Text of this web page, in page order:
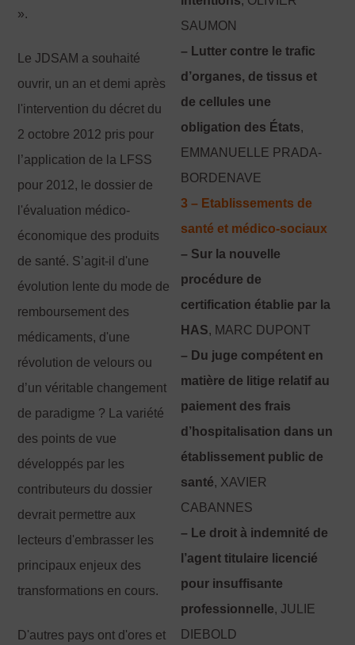
».
Le JDSAM a souhaité
ouvrir, un an et demi après
l'intervention du décret du
2 octobre 2012 pris pour
l’application de la LFSS
pour 2012, le dossier de
l'évaluation médico-
économique des produits
de santé. S’agit-il d'une
évolution lente du mode de
remboursement des
médicaments, d'une
révolution de velours ou
d’un véritable changement
de paradigme ? La variété
des points de vue
développés par les
contributeurs du dossier
devrait permettre aux
lecteurs d'embrasser les
principaux enjeux des
transformations en cours.
D'autres pays ont d'ores et
SAUMON
– Lutter contre le trafic
d’organes, de tissus et
de cellules une
obligation des États,
EMMANUELLE PRADA-
BORDENAVE
3 – Etablissements de
santé et médico-sociaux
– Sur la nouvelle
procédure de
certification établie par la
HAS, MARC DUPONT
– Du juge compétent en
matière de litige relatif au
paiement des frais
d’hospitalisation dans un
établissement public de
santé, XAVIER
CABANNES
– Le droit à indemnité de
l’agent titulaire licencié
pour insuffisante
professionnelle, JULIE
DIEBOLD